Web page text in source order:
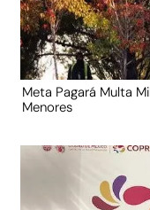
Meta Pagará Multa
Menores